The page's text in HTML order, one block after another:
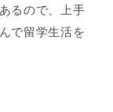
るので、上手
で留学生活を